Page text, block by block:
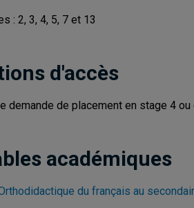
: 2, 3, 4, 5, 7 et 13
d'accès
demande de placement en stage 4
académiques
du français au